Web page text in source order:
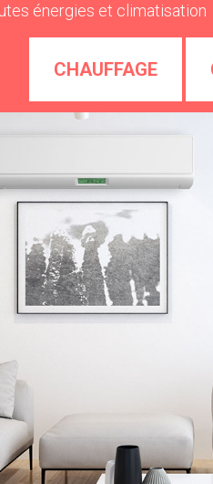
énergies et climatisation
CHAUFFAGE